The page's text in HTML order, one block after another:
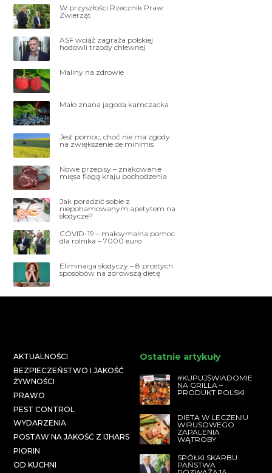
W przyszłości Rzecznik Praw
Zwierząt
ASF wciąż zagraża polskiej
hodowli trzody chlewnej
Maliny na zdrowie
Mało znana jagoda kamczacka
Jest pomoc, choć nie ma zgody
na zwiększenie de minimis
Nowe przepisy – znakowanie
mięsa flagą kraju pochodzenia
Jak poradzić sobie z
niepohamowanym apetytem na
słodycze?
COVID-19 – maksymalna pomoc
dla rolnika – 7000 euro
Eliminacja słodyczy – 8 prostych
sposobów na zdrowszą dietę
AKTUALNOŚCI
BEZPIECZEŃSTWO I JAKOŚĆ
ŻYWNOŚCI
PRAWO
PEST CONTROL
WYDARZENIA
POSTAW NA JAKOŚĆ Z IJHARS
PIORIN
OD KUCHNI
Ostatnie artykuły
#KUPUJŚWIADOMIE
NA GRILLA –
PRODUKT POLSKI
DIETA W LECZENIU
WIRUSOWEGO
ZAPALENIA
WĄTROBY
SPÓŁKI SKARBU
PAŃSTWA